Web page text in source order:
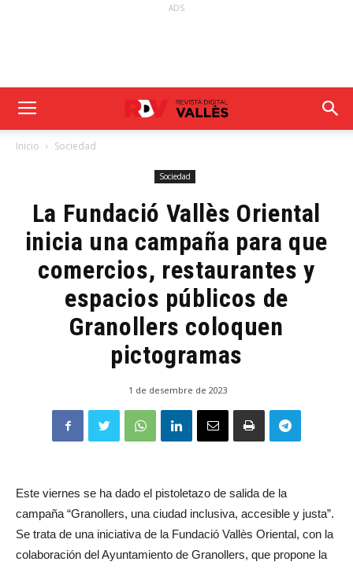
ADS
Inicio Sociedad
Sociedad
La Fundació Vallès Oriental
inicia una campaña para que
comercios, restaurantes y
espacios públicos de
Granollers coloquen
pictogramas
1 de desembre de 2023
Este viernes se ha dado el pistoletazo de salida de la
campaña “Granollers, una ciudad inclusiva, accesible y justa”.
Se trata de una iniciativa de la Fundació Vallès Oriental, con la
colaboración del Ayuntamiento de Granollers, que propone la